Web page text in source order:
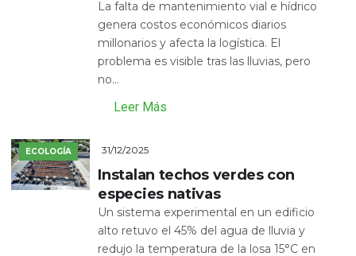
La falta de mantenimiento vial e hídrico
genera costos económicos diarios
millonarios y afecta la logística. El
problema es visible tras las lluvias, pero
no...
Leer Más
ECOLOGÍA 31/12/2025
Instalan techos verdes con
especies nativas
Un sistema experimental en un edificio
alto retuvo el 45% del agua de lluvia y
redujo la temperatura de la losa 15°C en